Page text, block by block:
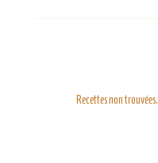
Recettes non trouvées.